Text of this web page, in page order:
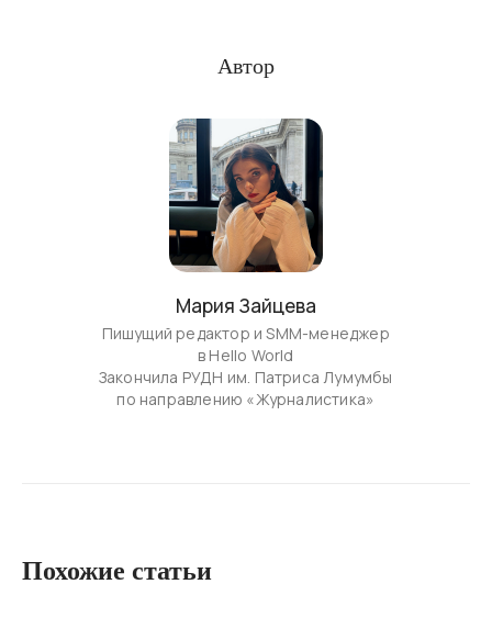
Автор
Мария Зайцева
Пишущий редактор и SMM-менеджер
в Hello World
Закончила РУДН им. Патриса Лумумбы
по направлению «Журналистика»
Похожие статьи